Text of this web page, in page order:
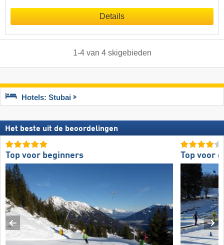
Details
1-4van 4 skigebieden
Hotels: Stubai
Het beste uit de beoordelingen
Top voor beginners Top voor